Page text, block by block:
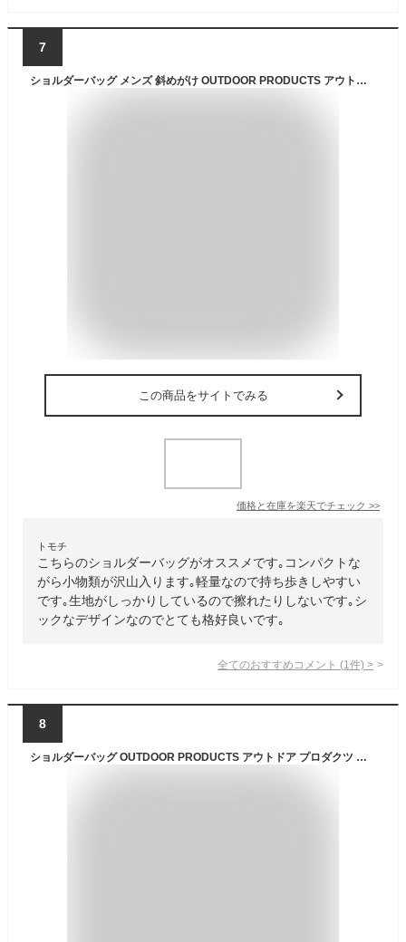
7
ショルダーバッグ メンズ 斜めがけ OUTDOOR PRODUCTS アウトドアプロダクツ サブバッグ ロゴテープ マルチポケット 男性 男の子 男女兼用 サイドポケット シンプル 通勤 会社 社会人 通学 学生 学校 部活 クラブ ジム カジュアル シンプル 旅行 22439830
この商品をサイトでみる
価格と在庫を楽天でチェック >>
トモチ
こちらのショルダーバッグがオススメです｡コンパクトな
がら小物類が沢山入ります｡軽量なので持ち歩きしやすい
です｡生地がしっかりしているので擦れたりしないです｡シ
ックなデザインなのでとても格好良いです｡
全てのおすすめコメント (1 件) >
8
ショルダーバッグ OUTDOOR PRODUCTS アウトドア プロダクツ ショルダー バッグ スクエア 横型 斜め掛けバッグ 斜めがけ メンズ 男女兼用 通勤 通学 レディース 無地 柄 ドット スター 軽量 コンパクト A5 B5 旅行 散歩 おしゃれ レジャー od-odcd-03